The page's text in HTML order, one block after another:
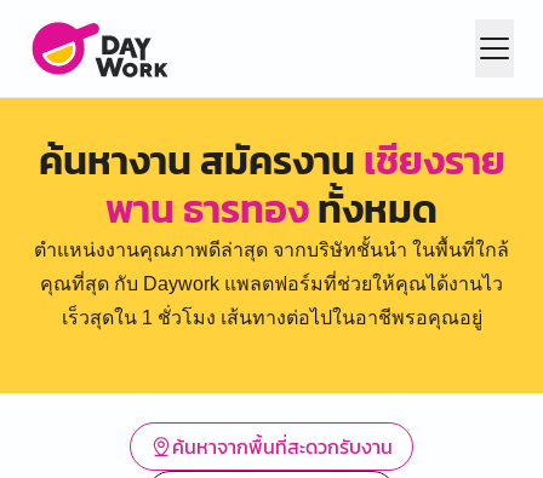
ค้นหางาน สมัครงานเชียงราย
พาน ธารทองทั้งหมด
ตำแหน่งงานคุณภาพดีล่าสุด จากบริษัทชั้นนำ ในพื้นที่ใกล้
คุณที่สุด กับ Daywork แพลตฟอร์มที่ช่วยให้คุณได้งานไว
เร็วสุดใน 1 ชั่วโมง เส้นทางต่อไปในอาชีพรอคุณอยู่
ค้นหาจากพื้นที่สะดวกรับงาน